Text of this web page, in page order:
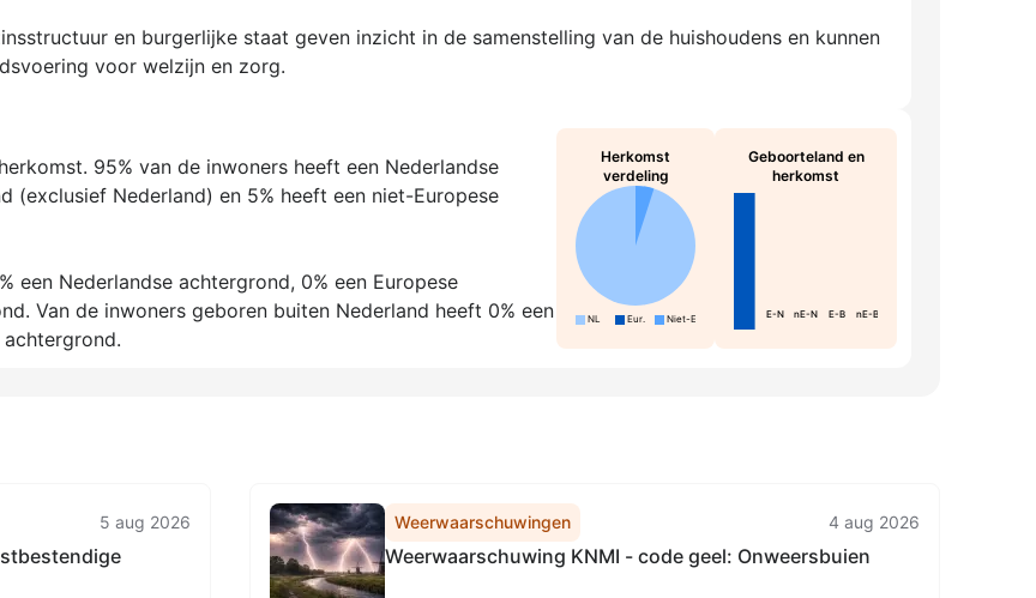
en burgerlijke staat geven inzicht in de samenstelling van de huishoudens en kunnen
voor welzijn en zorg.
95% van de inwoners heeft een Nederlandse
(exclusief Nederland) en 5% heeft een niet-Europese
een Nederlandse achtergrond, 0% een Europese
Van de inwoners geboren buiten Nederland heeft 0% een
Herkomst
verdeling
NL Eur. Niet-Eur.
Geboorteland en
herkomst
E-N nE-N E-B nE-B
5 aug 2026 Weerwaarschuwingen 4 aug 2026
Weerwaarschuwing KNMI - code geel: Onweersbuien